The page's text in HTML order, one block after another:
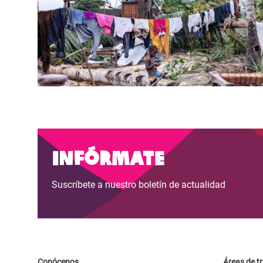
Paginación
Infórmate
Suscríbete a nuestro boletín de actualidad